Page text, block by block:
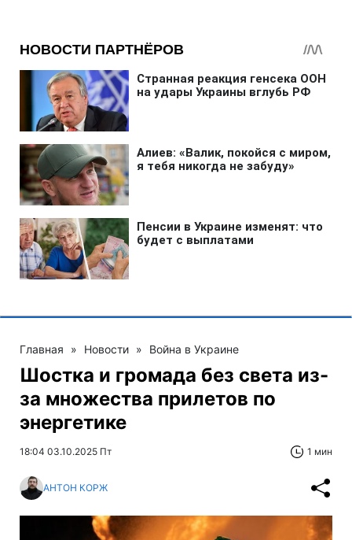
Главная » Новости » Война в Украине
Шостка и громада без света из-
за множества прилетов по
энергетике
18:04 03.10.2025 Пт 1 мин
АНТОН КОРЖ